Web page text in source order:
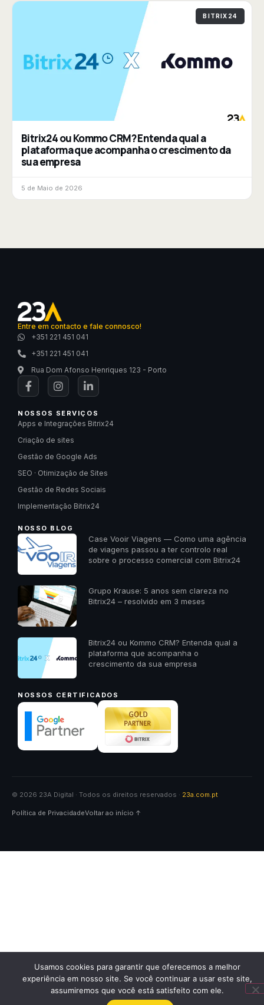
BITRIX24
Bitrix24 ou Kommo CRM? Entenda qual a
plataforma que acompanha o crescimento da
sua empresa
5 de Maio de 2026
Entre em contacto e fale connosco!
+351 221 451 041
+351 221 451 041
Rua Dom Afonso Henriques 123 - Porto
NOSSOS SERVIÇOS
Apps e Integrações Bitrix24
Criação de sites
Gestão de Google Ads
SEO · Otimização de Sites
Gestão de Redes Sociais
Implementação Bitrix24
NOSSO BLOG
Case Vooir Viagens — Como uma agência
de viagens passou a ter controlo real
sobre o processo comercial com Bitrix24
Grupo Krause: 5 anos sem clareza no
Bitrix24 – resolvido em 3 meses
Bitrix24 ou Kommo CRM? Entenda qual a
plataforma que acompanha o
crescimento da sua empresa
NOSSOS CERTIFICADOS
© 2026 23A Digital · Todos os direitos reservados · 23a.com.pt
Política de PrivacidadeVoltar ao início ↑
Quer receber um diagnóstico
gratuito da sua empresa? Me
chama aqui!
✕
Usamos cookies para garantir que oferecemos a melhor
experiência em nosso site. Se você continuar a usar este site,
assumiremos que você está satisfeito com ele.